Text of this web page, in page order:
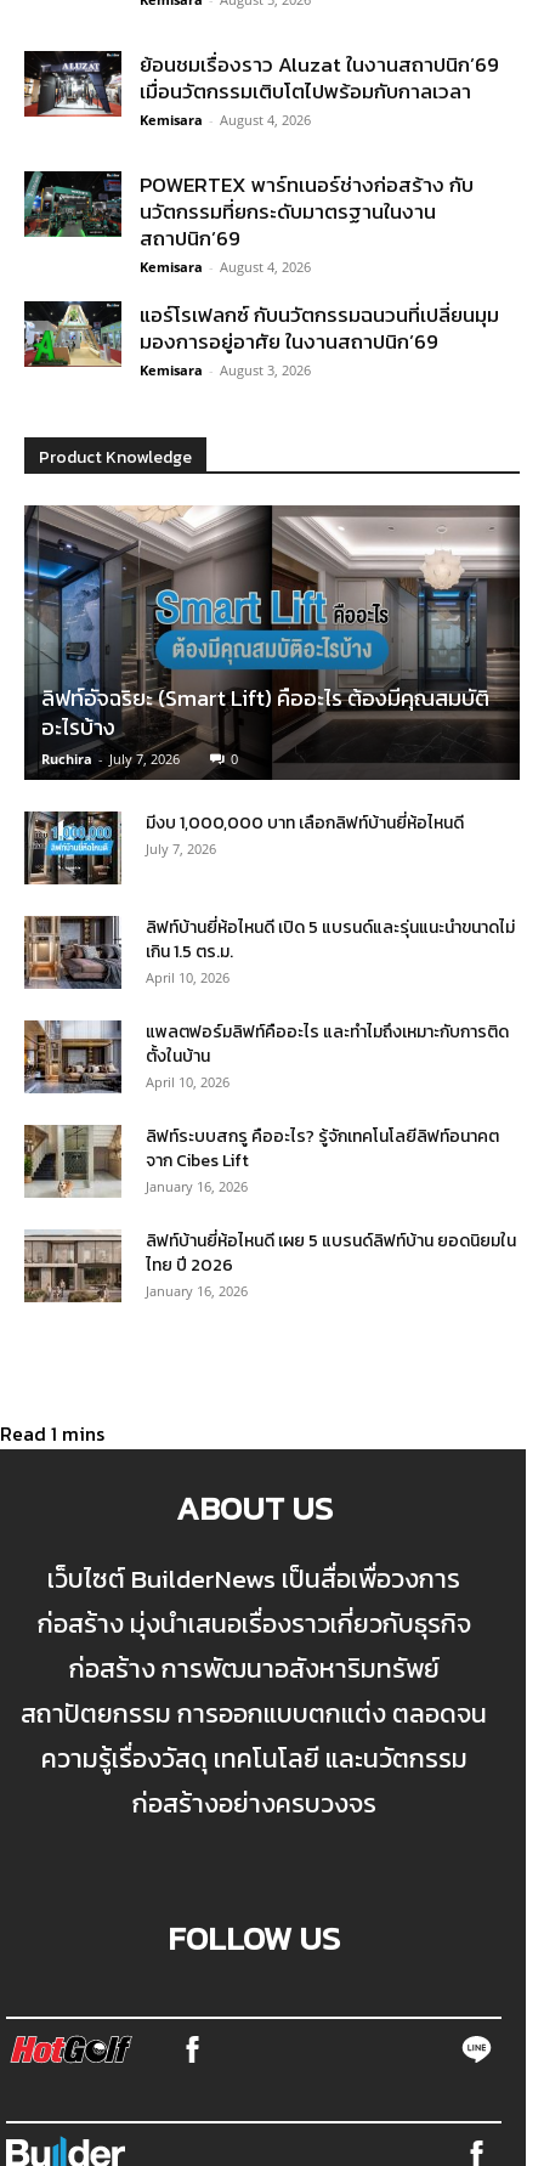
ย้อนชมเรื่องราว Aluzat ในงานสถาปนิก’69
เมื่อนวัตกรรมเติบโตไปพร้อมกับกาลเวลา
Kemisara - August 4, 2026
POWERTEX พาร์ทเนอร์ช่างก่อสร้าง กับ
นวัตกรรมที่ยกระดับมาตรฐานในงาน
สถาปนิก’69
Kemisara - August 4, 2026
แอร์โรเฟลกซ์ กับนวัตกรรมฉนวนที่เปลี่ยนมุม
มองการอยู่อาศัย ในงานสถาปนิก’69
Kemisara - August 3, 2026
Product Knowledge
ลิฟท์อัจฉริยะ (Smart Lift) คืออะไร ต้องมีคุณสมบัติ
อะไรบ้าง
Ruchira - July 7, 2026 0
มีงบ 1,000,000 บาท เลือกลิฟท์บ้านยี่ห้อไหนดี
July 7, 2026
ลิฟท์บ้านยี่ห้อไหนดี เปิด 5 แบรนด์และรุ่นแนะนำขนาดไม่
เกิน 1.5 ตร.ม.
April 10, 2026
แพลตฟอร์มลิฟท์คืออะไร และทำไมถึงเหมาะกับการติด
ตั้งในบ้าน
April 10, 2026
ลิฟท์ระบบสกรู คืออะไร? รู้จักเทคโนโลยีลิฟท์อนาคต
จาก Cibes Lift
January 16, 2026
ลิฟท์บ้านยี่ห้อไหนดี เผย 5 แบรนด์ลิฟท์บ้าน ยอดนิยมใน
ไทย ปี 2026
January 16, 2026
ABOUT US
เว็บไซต์ BuilderNews เป็นสื่อเพื่อวงการ
ก่อสร้าง มุ่งนำเสนอเรื่องราวเกี่ยวกับธุรกิจ
ก่อสร้าง การพัฒนาอสังหาริมทรัพย์
สถาปัตยกรรม การออกแบบตกแต่ง ตลอดจน
ความรู้เรื่องวัสดุ เทคโนโลยี และนวัตกรรม
ก่อสร้างอย่างครบวงจร
FOLLOW US